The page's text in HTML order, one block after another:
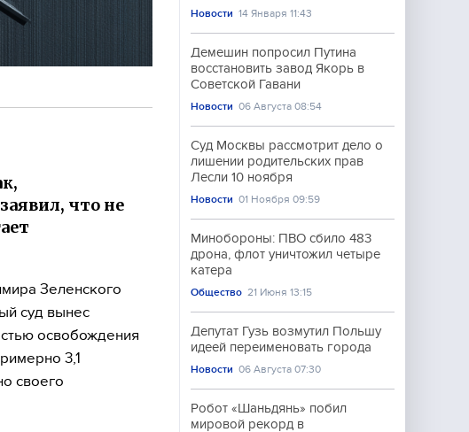
что не
Зеленского
суд вынес
освобождения
3,1
своего
Новости 14 Января 11:43
Демешин попросил Путина
восстановить завод Якорь в
Советской Гавани
Новости 06 Августа 08:54
Суд Москвы рассмотрит дело о
лишении родительских прав
Лесли 10 ноября
Новости 01 Ноября 09:59
Минобороны: ПВО сбило 483
дрона, флот уничтожил четыре
катера
Общество 21 Июня 13:15
Депутат Гузь возмутил Польшу
идеей переименовать города
Новости 06 Августа 07:30
Робот «Шаньдянь» побил
мировой рекорд в